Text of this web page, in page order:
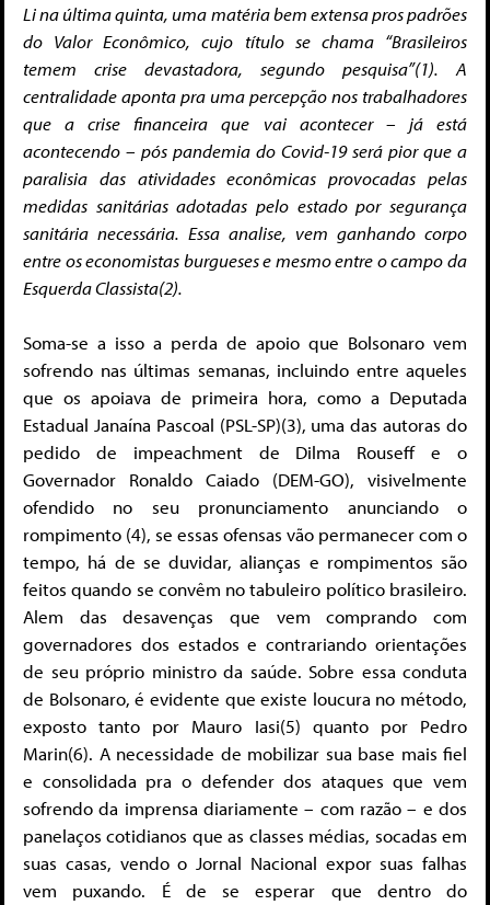
Li na última quinta, uma matéria bem extensa pros padrões
do Valor Econômico, cujo título se chama “Brasileiros
temem crise devastadora, segundo pesquisa”(1). A
centralidade aponta pra uma percepção nos trabalhadores
que a crise financeira que vai acontecer – já está
acontecendo – pós pandemia do Covid-19 será pior que a
paralisia das atividades econômicas provocadas pelas
medidas sanitárias adotadas pelo estado por segurança
sanitária necessária. Essa analise, vem ganhando corpo
entre os economistas burgueses e mesmo entre o campo da
Esquerda Classista(2).
Soma-se a isso a perda de apoio que Bolsonaro vem
sofrendo nas últimas semanas, incluindo entre aqueles
que os apoiava de primeira hora, como a Deputada
Estadual Janaína Pascoal (PSL-SP)(3), uma das autoras do
pedido de impeachment de Dilma Rouseff e o
Governador Ronaldo Caiado (DEM-GO), visivelmente
ofendido no seu pronunciamento anunciando o
rompimento (4), se essas ofensas vão permanecer com o
tempo, há de se duvidar, alianças e rompimentos são
feitos quando se convêm no tabuleiro político brasileiro.
Alem das desavenças que vem comprando com
governadores dos estados e contrariando orientações
de seu próprio ministro da saúde. Sobre essa conduta
de Bolsonaro, é evidente que existe loucura no método,
exposto tanto por Mauro Iasi(5) quanto por Pedro
Marin(6). A necessidade de mobilizar sua base mais fiel
e consolidada pra o defender dos ataques que vem
sofrendo da imprensa diariamente – com razão – e dos
panelaços cotidianos que as classes médias, socadas em
suas casas, vendo o Jornal Nacional expor suas falhas
vem puxando. É de se esperar que dentro do